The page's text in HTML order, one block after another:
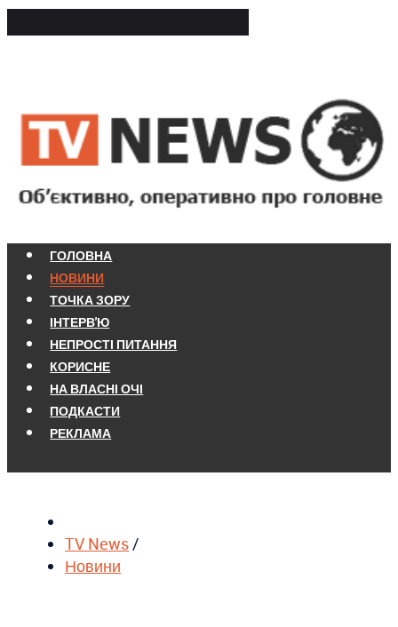
ГОЛОВНА
НОВИНИ
ТОЧКА ЗОРУ
ІНТЕРВ'Ю
НЕПРОСТІ ПИТАННЯ
КОРИСНЕ
НА ВЛАСНІ ОЧІ
ПОДКАСТИ
РЕКЛАМА
TV News/
Новини